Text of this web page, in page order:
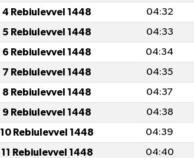
4 Rebiulevvel 1448 04:32
5 Rebiulevvel 1448 04:33
6 Rebiulevvel 1448 04:34
7 Rebiulevvel 1448 04:35
8 Rebiulevvel 1448 04:37
9 Rebiulevvel 1448 04:38
10 Rebiulevvel 1448 04:39
11 Rebiulevvel 1448 04:40